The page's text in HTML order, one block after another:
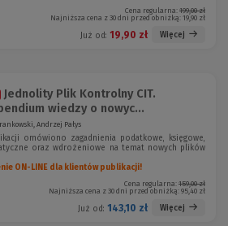
Cena regularna: 199,00 zł
Najniższa cena z 30 dni przed obniżką: 19,90 zł
Już od: 19,90 zł Więcej
Jednolity Plik Kontrolny CIT.
wiedzy o nowyc...
Andrzej Pałys
omówiono zagadnienia podatkowe, księgowe,
oraz wdrożeniowe na temat nowych plików
ON-LINE dla klientów publikacji!
Cena regularna: 159,00 zł
Najniższa cena z 30 dni przed obniżką: 95,40 zł
Już od: 143,10 zł Więcej